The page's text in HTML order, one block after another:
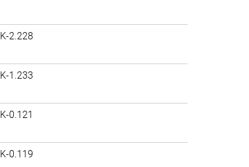
K-2.228
K-1.233
K-0.121
K-0.119